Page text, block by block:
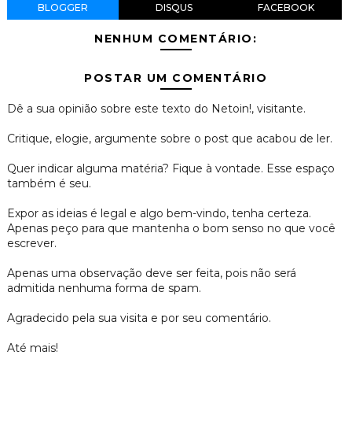
BLOGGER DISQUS FACEBOOK
NENHUM COMENTÁRIO:
POSTAR UM COMENTÁRIO
Dê a sua opinião sobre este texto do Netoin!, visitante.
Critique, elogie, argumente sobre o post que acabou de ler.
Quer indicar alguma matéria? Fique à vontade. Esse espaço
também é seu.
Expor as ideias é legal e algo bem-vindo, tenha certeza.
Apenas peço para que mantenha o bom senso no que você
escrever.
Apenas uma observação deve ser feita, pois não será
admitida nenhuma forma de spam.
Agradecido pela sua visita e por seu comentário.
Até mais!